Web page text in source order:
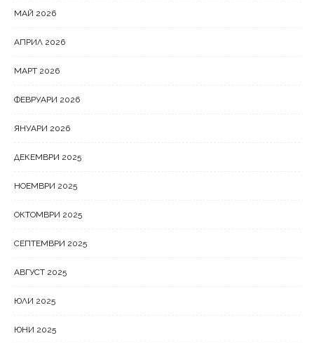
МАЙ 2026
АПРИЛ 2026
МАРТ 2026
ФЕВРУАРИ 2026
ЯНУАРИ 2026
ДЕКЕМВРИ 2025
НОЕМВРИ 2025
ОКТОМВРИ 2025
СЕПТЕМВРИ 2025
АВГУСТ 2025
ЮЛИ 2025
ЮНИ 2025